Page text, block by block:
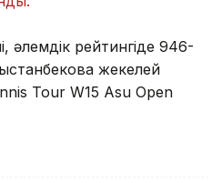
әлемдік рейтингіде 946-
жекелей
Tour W15 Asu Open